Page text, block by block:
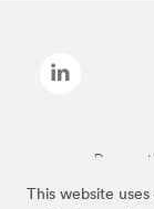
This website
De